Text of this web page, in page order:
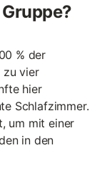
% der
zu vier
hier
Schlafzimmer.
um mit einer
in den